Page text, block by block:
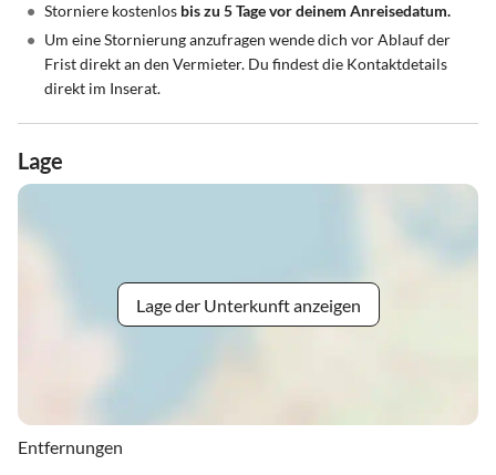
• Storniere kostenlos bis zu 5 Tage vor deinem Anreisedatum.
• Um eine Stornierung anzufragen wende dich vor Ablauf der
Frist direkt an den Vermieter. Du findest die Kontaktdetails
direkt im Inserat.
Lage
Lage der Unterkunft anzeigen
Entfernungen